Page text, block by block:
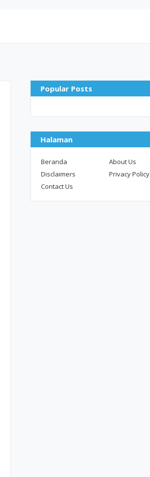
Popular Posts
Halaman
Beranda
About Us
Disclaimers
Privacy Policy
Contact Us